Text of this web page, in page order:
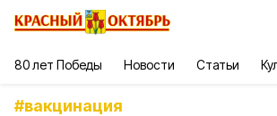
80 лет Победы Новости Статьи
#вакцинация